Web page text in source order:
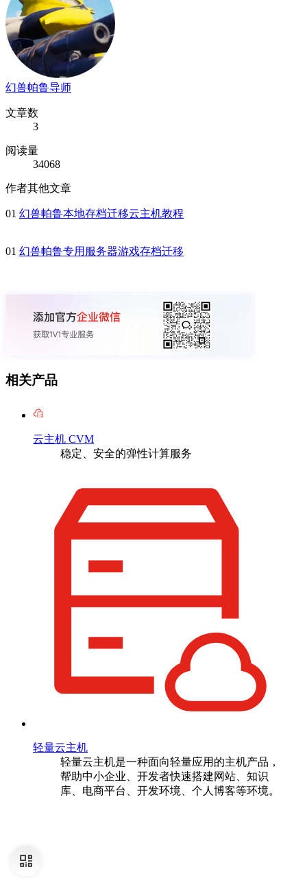
幻兽帕鲁导师
文章数
3
阅读量
34068
作者其他文章
01 幻兽帕鲁本地存档迁移云主机教程
01 幻兽帕鲁专用服务器游戏存档迁移
相关产品
云主机 CVM
稳定、安全的弹性计算服务
轻量云主机
轻量云主机是一种面向轻量应用的主机产品，
帮助中小企业、开发者快速搭建网站、知识
库、电商平台、开发环境、个人博客等环境。